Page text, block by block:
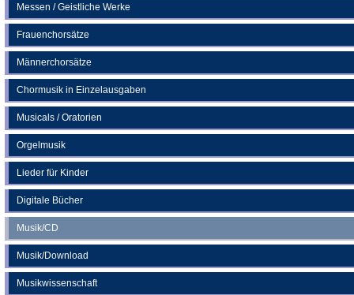
Messen / Geistliche Werke
Frauenchorsätze
Männerchorsätze
Chormusik in Einzelausgaben
Musicals / Oratorien
Orgelmusik
Lieder für Kinder
Digitale Bücher
Musik/CD
Musik/Download
Musikwissenschaft